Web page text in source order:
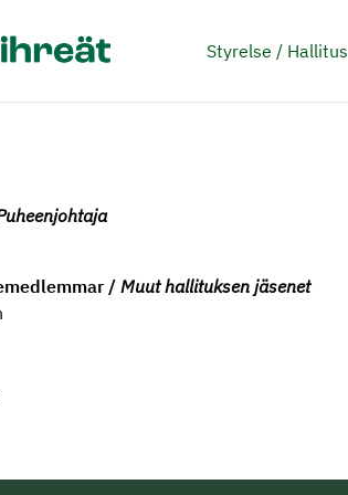
Styrelse / Hallitus
/Muut hallituksen jäsenet